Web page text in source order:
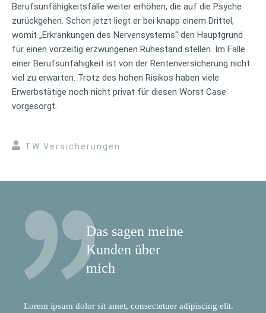
Berufsunfähigkeitsfälle weiter erhöhen, die auf die Psyche
zurückgehen. Schon jetzt liegt er bei knapp einem Drittel,
womit „Erkrankungen des Nervensystems“ den Hauptgrund
für einen vorzeitig erzwungenen Ruhestand stellen. Im Falle
einer Berufsunfähigkeit ist von der Rentenversicherung nicht
viel zu erwarten. Trotz des hohen Risikos haben viele
Erwerbstätige noch nicht privat für diesen Worst Case
vorgesorgt.
TW Versicherungen
Das sagen meine
Kunden über
mich
Lorem ipsum dolor sit amet, consectetuer adipiscing elit.